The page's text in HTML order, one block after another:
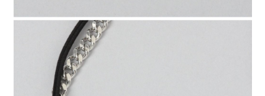
恩沛科技股份有限公司將有權停止該用戶之使用額度並採取法律行動。